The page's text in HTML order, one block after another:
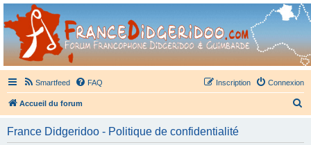
France Didgeridoo
Didgeridoo et Guimbarde sur France Didgeridoo - retrouvez la communauté.
Smartfeed FAQ Connexion
Inscription
Accueil du forum
France Didgeridoo - Politique de confidentialité